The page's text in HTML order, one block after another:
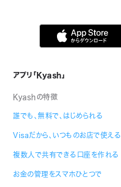
アプリ「Kyash」
Kyashの特徴
誰でも、無料で、はじめられる
Visaだから、いつものお店で使える
複数人で共有できる口座を作れる
お金の管理をスマホひとつで